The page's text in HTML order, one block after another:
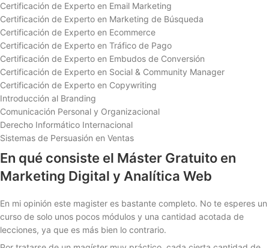
Certificación de Experto en Email Marketing
Certificación de Experto en Marketing de Búsqueda
Certificación de Experto en Ecommerce
Certificación de Experto en Tráfico de Pago
Certificación de Experto en Embudos de Conversión
Certificación de Experto en Social & Community Manager
Certificación de Experto en Copywriting
Introducción al Branding
Comunicación Personal y Organizacional
Derecho Informático Internacional
Sistemas de Persuasión en Ventas
En qué consiste el Máster Gratuito en
Marketing Digital y Analítica Web
En mi opinión este magister es bastante completo. No te esperes un
curso de solo unos pocos módulos y una cantidad acotada de
lecciones, ya que es más bien lo contrario.